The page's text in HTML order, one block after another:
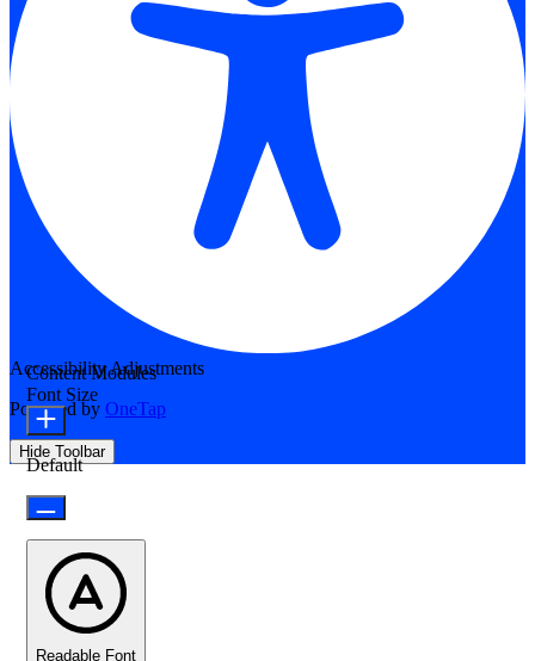
Accessibility Adjustments
Powered by OneTap
Hide Toolbar
Content Modules
Font Size
Default
Readable Font